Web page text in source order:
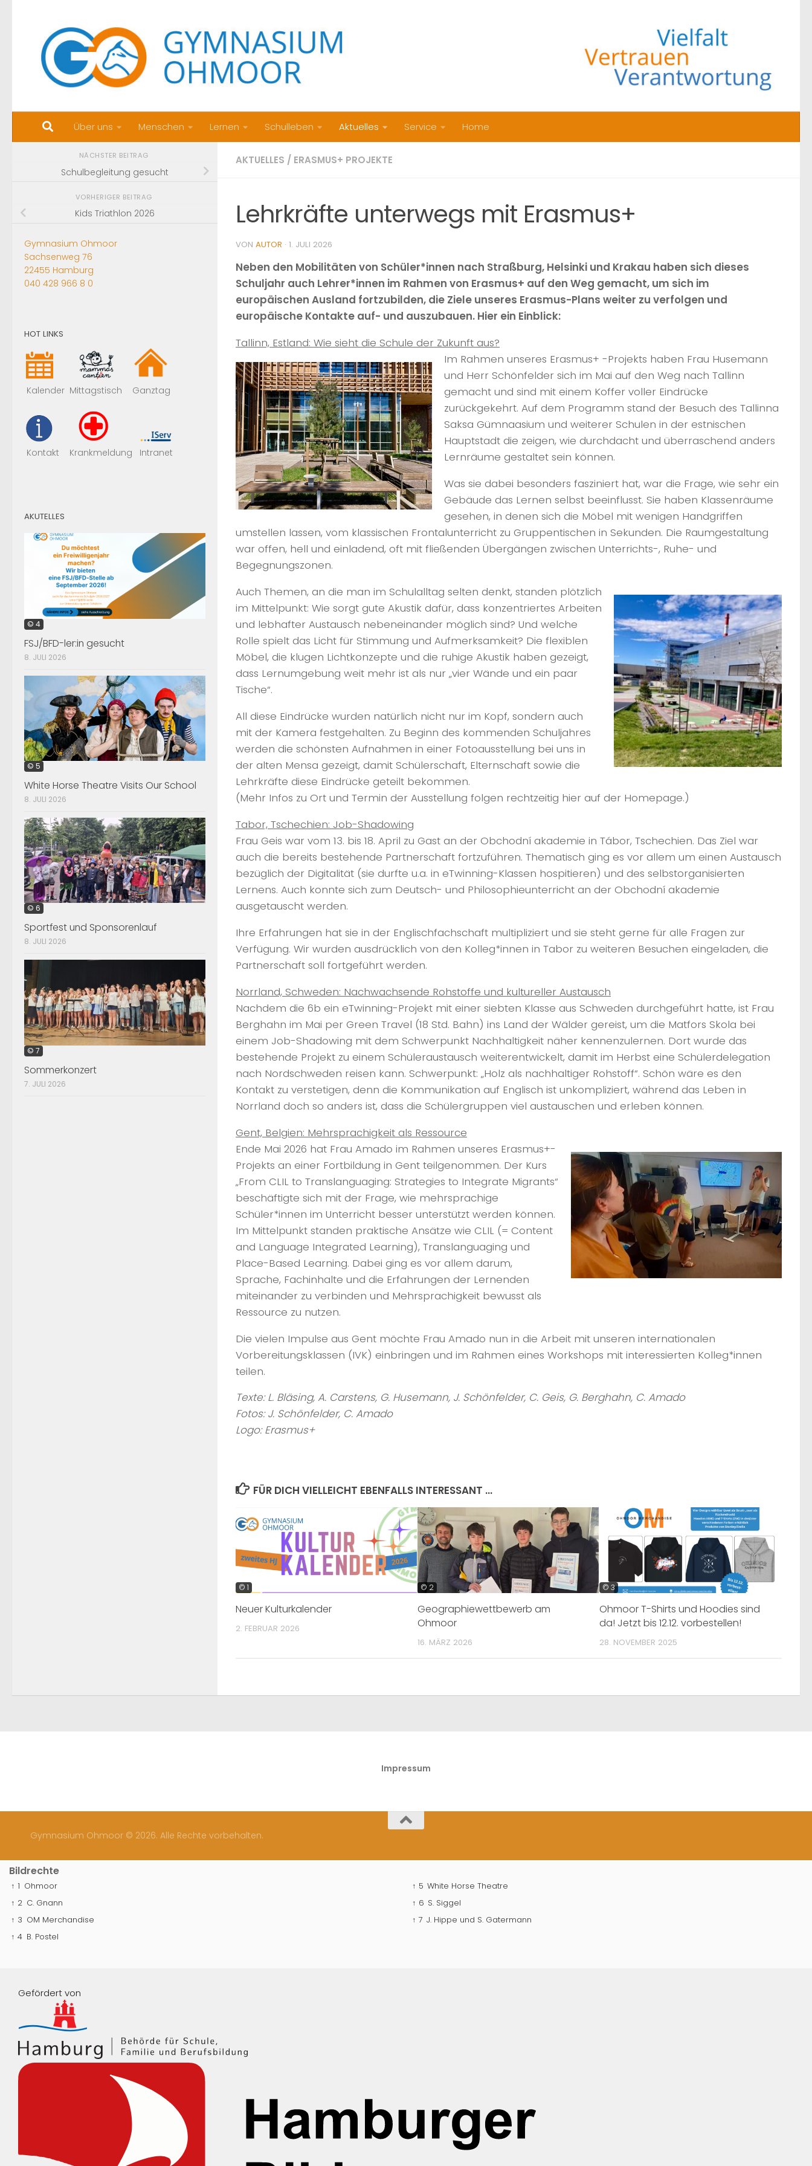
Über uns Menschen Lernen Schulleben Aktuelles Service Home
AKTUELLES / ERASMUS+ PROJEKTE
Lehrkräfte unterwegs mit Erasmus+
VON AUTOR · 1. JULI 2026
Neben den Mobilitäten von Schüler*innen nach Straßburg, Helsinki und Krakau haben sich dieses
Schuljahr auch Lehrer*innen im Rahmen von Erasmus+ auf den Weg gemacht, um sich im
europäischen Ausland fortzubilden, die Ziele unseres Erasmus-Plans weiter zu verfolgen und
europäische Kontakte auf- und auszubauen. Hier ein Einblick:
Tallinn, Estland: Wie sieht die Schule der Zukunft aus?
Im Rahmen unseres Erasmus+ -Projekts haben Frau Husemann
und Herr Schönfelder sich im Mai auf den Weg nach Tallinn
gemacht und sind mit einem Koffer voller Eindrücke
zurückgekehrt. Auf dem Programm stand der Besuch des Tallinna
Saksa Gümnaasium und weiterer Schulen in der estnischen
Hauptstadt die zeigen, wie durchdacht und überraschend anders
Lernräume gestaltet sein können.
Was sie dabei besonders fasziniert hat, war die Frage, wie sehr ein
Gebäude das Lernen selbst beeinflusst. Sie haben Klassenräume
gesehen, in denen sich die Möbel mit wenigen Handgriffen
umstellen lassen, vom klassischen Frontalunterricht zu Gruppentischen in Sekunden. Die Raumgestaltung
war offen, hell und einladend, oft mit fließenden Übergängen zwischen Unterrichts-, Ruhe- und
Begegnungszonen.
Auch Themen, an die man im Schulalltag selten denkt, standen plötzlich
im Mittelpunkt: Wie sorgt gute Akustik dafür, dass konzentriertes Arbeiten
und lebhafter Austausch nebeneinander möglich sind? Und welche
Rolle spielt das Licht für Stimmung und Aufmerksamkeit? Die flexiblen
Möbel, die klugen Lichtkonzepte und die ruhige Akustik haben gezeigt,
dass Lernumgebung weit mehr ist als nur „vier Wände und ein paar
Tische“.
All diese Eindrücke wurden natürlich nicht nur im Kopf, sondern auch
mit der Kamera festgehalten. Zu Beginn des kommenden Schuljahres
werden die schönsten Aufnahmen in einer Fotoausstellung bei uns in
der alten Mensa gezeigt, damit Schülerschaft, Elternschaft sowie die
Lehrkräfte diese Eindrücke geteilt bekommen.
(Mehr Infos zu Ort und Termin der Ausstellung folgen rechtzeitig hier auf der Homepage.)
Tabor, Tschechien: Job-Shadowing
Frau Geis war vom 13. bis 18. April zu Gast an der Obchodní akademie in Tábor, Tschechien. Das Ziel war
auch die bereits bestehende Partnerschaft fortzuführen. Thematisch ging es vor allem um einen Austausch
bezüglich der Digitalität (sie durfte u.a. in eTwinning-Klassen hospitieren) und des selbstorganisierten
Lernens. Auch konnte sich zum Deutsch- und Philosophieunterricht an der Obchodní akademie
ausgetauscht werden.
Ihre Erfahrungen hat sie in der Englischfachschaft multipliziert und sie steht gerne für alle Fragen zur
Verfügung. Wir wurden ausdrücklich von den Kolleg*innen in Tabor zu weiteren Besuchen eingeladen, die
Partnerschaft soll fortgeführt werden.
Norrland, Schweden: Nachwachsende Rohstoffe und kultureller Austausch
Nachdem die 6b ein eTwinning-Projekt mit einer siebten Klasse aus Schweden durchgeführt hatte, ist Frau
Berghahn im Mai per Green Travel (18 Std. Bahn) ins Land der Wälder gereist, um die Matfors Skola bei
einem Job-Shadowing mit dem Schwerpunkt Nachhaltigkeit näher kennenzulernen. Dort wurde das
bestehende Projekt zu einem Schüleraustausch weiterentwickelt, damit im Herbst eine Schülerdelegation
nach Nordschweden reisen kann. Schwerpunkt: „Holz als nachhaltiger Rohstoff“. Schön wäre es den
Kontakt zu verstetigen, denn die Kommunikation auf Englisch ist unkompliziert, während das Leben in
Norrland doch so anders ist, dass die Schülergruppen viel austauschen und erleben können.
Gent, Belgien: Mehrsprachigkeit als Ressource
Ende Mai 2026 hat Frau Amado im Rahmen unseres Erasmus+-
Projekts an einer Fortbildung in Gent teilgenommen. Der Kurs
„From CLIL to Translanguaging: Strategies to Integrate Migrants“
beschäftigte sich mit der Frage, wie mehrsprachige
Schüler*innen im Unterricht besser unterstützt werden können.
Im Mittelpunkt standen praktische Ansätze wie CLIL (= Content
and Language Integrated Learning), Translanguaging und
Place-Based Learning. Dabei ging es vor allem darum,
Sprache, Fachinhalte und die Erfahrungen der Lernenden
miteinander zu verbinden und Mehrsprachigkeit bewusst als
Ressource zu nutzen.
Die vielen Impulse aus Gent möchte Frau Amado nun in die Arbeit mit unseren internationalen
Vorbereitungsklassen (IVK) einbringen und im Rahmen eines Workshops mit interessierten Kolleg*innen
teilen.
Texte: L. Bläsing, A. Carstens, G. Husemann, J. Schönfelder, C. Geis, G. Berghahn, C. Amado
Fotos: J. Schönfelder, C. Amado
Logo: Erasmus+
FÜR DICH VIELLEICHT EBENFALLS INTERESSANT …
© 1
Neuer Kulturkalender
2. FEBRUAR 2026
© 2
Geographiewettbewerb am
Ohmoor
16. MÄRZ 2026
© 3
Ohmoor T-Shirts und Hoodies sind
da! Jetzt bis 12.12. vorbestellen!
28. NOVEMBER 2025
NÄCHSTER BEITRAG
Schulbegleitung gesucht
VORHERIGER BEITRAG
Kids Triathlon 2026
Gymnasium Ohmoor
Sachsenweg 76
22455 Hamburg
040 428 966 8 0
HOT LINKS
Kalender Mittagstisch Ganztag
Kontakt Krankmeldung Intranet
AKUTELLES
© 4
FSJ/BFD-ler:in gesucht
8. JULI 2026
© 5
White Horse Theatre Visits Our School
8. JULI 2026
© 6
Sportfest und Sponsorenlauf
8. JULI 2026
© 7
Sommerkonzert
7. JULI 2026
Impressum
Gymnasium Ohmoor © 2026. Alle Rechte vorbehalten.
Bildrechte
↑ 1 Ohmoor
↑ 2 C. Gnann
↑ 3 OM Merchandise
↑ 4 B. Postel
↑ 5 White Horse Theatre
↑ 6 S. Siggel
↑ 7 J. Hippe und S. Gatermann
Gefördert von